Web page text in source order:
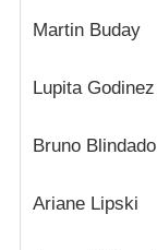
Martin Buday
Lupita Godinez
Bruno Blindado
Ariane Lipski